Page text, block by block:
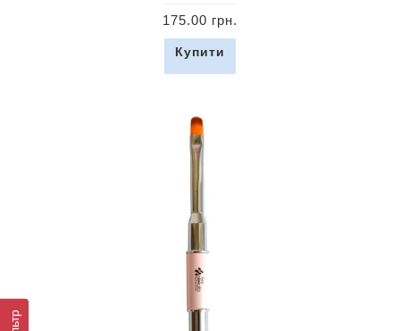
175.00 грн.
Купити